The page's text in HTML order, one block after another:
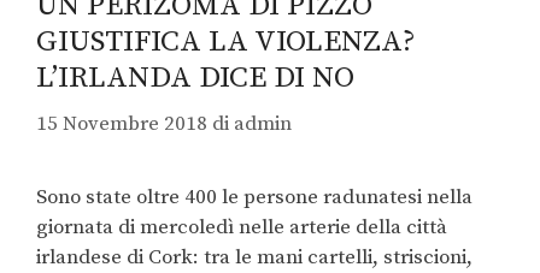
GIUSTIFICA LA VIOLENZA?
L’IRLANDA DICE DI NO
15 Novembre 2018 di admin
Sono state oltre 400 le persone radunatesi nella
giornata di mercoledì nelle arterie della città
irlandese di Cork: tra le mani cartelli, striscioni,